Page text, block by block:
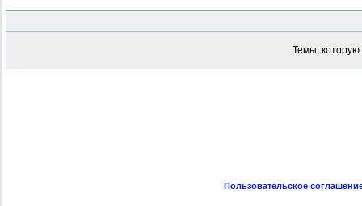
Темы, которую
Пользовательское